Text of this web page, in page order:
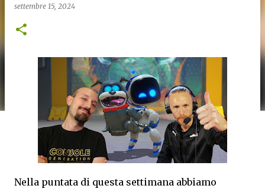
settembre 15, 2024
Nella puntata di questa settimana abbiamo